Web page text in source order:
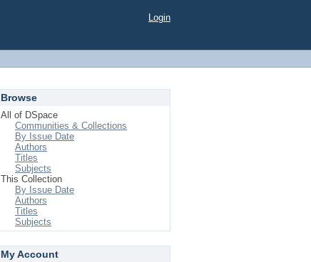
Login
Browse
All of DSpace
Communities & Collections
By Issue Date
Authors
Titles
Subjects
This Collection
By Issue Date
Authors
Titles
Subjects
My Account